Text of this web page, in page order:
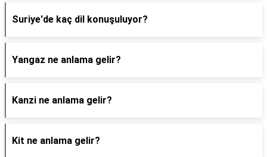
Suriye'de kaç dil konuşuluyor?
Yangaz ne anlama gelir?
Kanzi ne anlama gelir?
Kit ne anlama gelir?